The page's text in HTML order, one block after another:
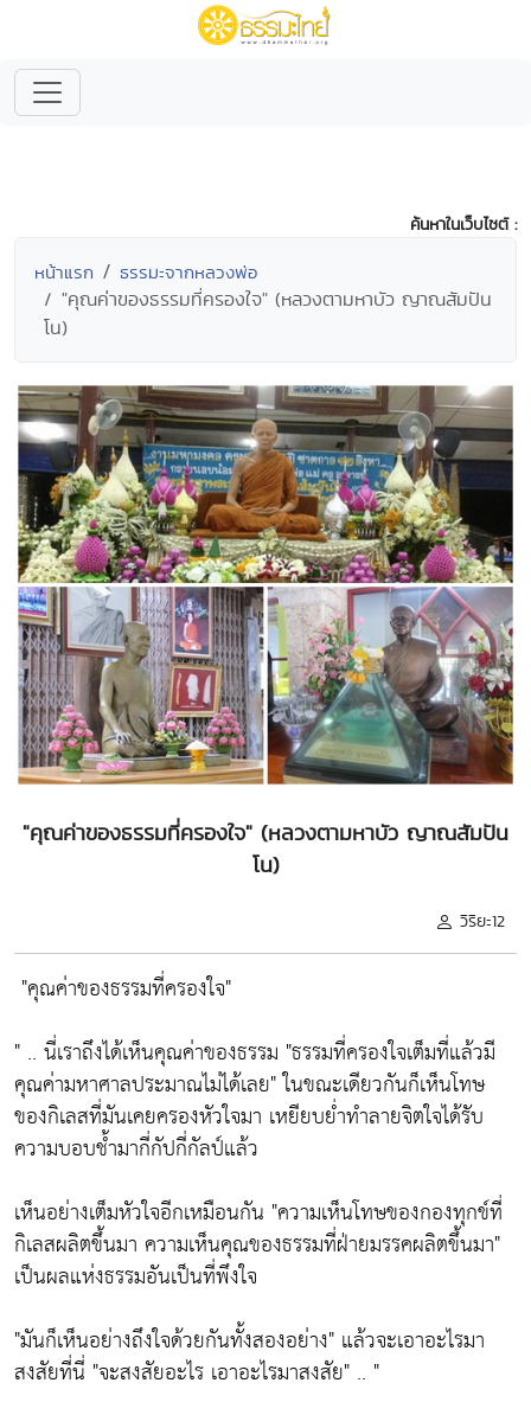
ค้นหาในเว็บไซต์ :
หน้าแรก ธรรมะจากหลวงพ่อ
"คุณค่าของธรรมที่ครองใจ" (หลวงตามหาบัว ญาณสัมปัน
โน)
"คุณค่าของธรรมที่ครองใจ" (หลวงตามหาบัว ญาณสัมปัน
โน)
วิริยะ12
"คุณค่าของธรรมที่ครองใจ"
" .. นี่เราถึงได้เห็นคุณค่าของธรรม "ธรรมที่ครองใจเต็มที่แล้วมี
คุณค่ามหาศาลประมาณไม่ได้เลย"ในขณะเดียวกันก็เห็นโทษ
ของกิเลสที่มันเคยครองหัวใจมา เหยียบย่ำทำลายจิตใจได้รับ
ความบอบช้ำมากี่กัปกี่กัลป์แล้ว
เห็นอย่างเต็มหัวใจอีกเหมือนกัน "ความเห็นโทษของกองทุกข์ที่
กิเลสผลิตขึ้นมา ความเห็นคุณของธรรมที่ฝ่ายมรรคผลิตขึ้นมา"
เป็นผลแห่งธรรมอันเป็นที่พึงใจ
"มันก็เห็นอย่างถึงใจด้วยกันทั้งสองอย่าง" แล้วจะเอาอะไรมา
สงสัยที่นี่ "จะสงสัยอะไร เอาอะไรมาสงสัย" .. "